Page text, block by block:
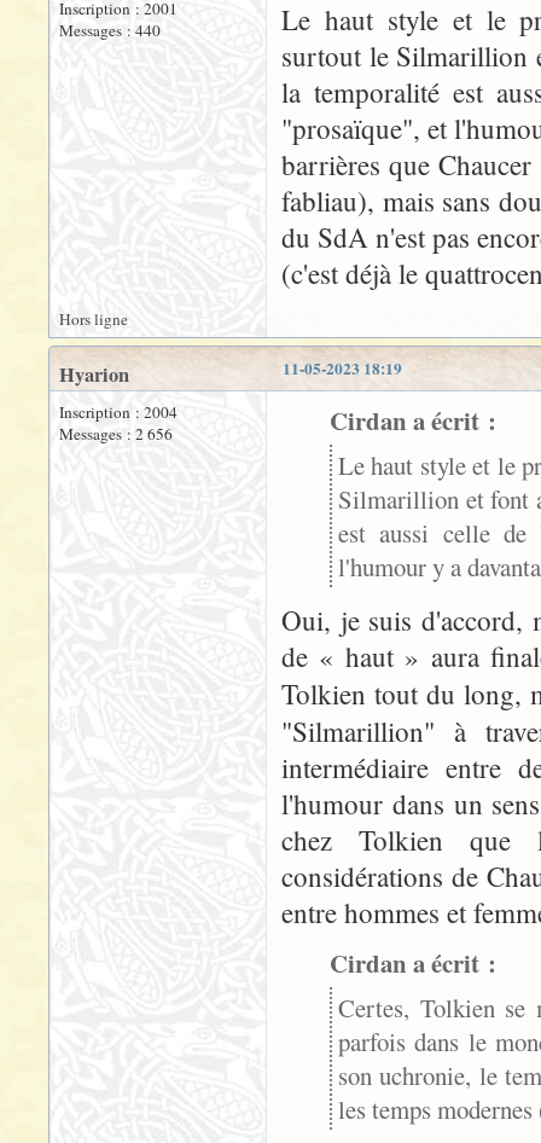
Inscription : 2001
Messages : 440
Le haut style et le
surtout le Silmarillion
la temporalité est
"prosaïque", et
barrières que
fabliau), mais sans
du SdA n'est pas
(c'est déjà le
Hors ligne
11-05-2023 18:19
Hyarion
Inscription : 2004
Messages : 2 656
Cirdan a écrit :
Le haut style et le
Silmarillion et font
est aussi celle de
l'humour y a
Oui, je suis d'accord,
de « haut » aura
Tolkien tout du long,
"Silmarillion" à
intermédiaire entre
l'humour dans un
chez Tolkien que
considérations de
entre hommes et
Cirdan a écrit :
Certes, Tolkien se
parfois dans le
son uchronie, le
les temps